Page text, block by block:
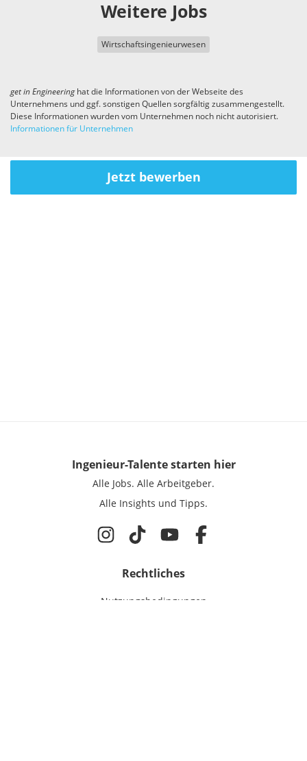
Weitere Jobs
Wirtschaftsingenieurwesen
get in Engineeringhat die Informationen von der Webseite des
Unternehmens und ggf. sonstigen Quellen sorgfältig zusammengestellt.
Diese Informationen wurden vom Unternehmen noch nicht autorisiert.
Informationen für Unternehmen
Jetzt bewerben
Ingenieur-Talentestarten hier
Alle Jobs. Alle Arbeitgeber.
Alle Insights und Tipps.
Rechtliches
Nutzungsbedingungen